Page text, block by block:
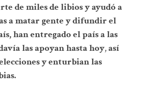
de miles de libios y ayudó a
a matar gente y difundir el
han entregado el país a las
las apoyan hasta hoy,así
y enturbian las